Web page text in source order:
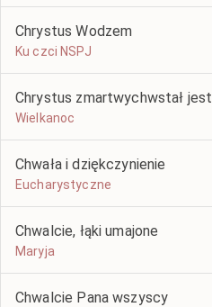
Chrystus Wodzem
Ku czci NSPJ
Chrystus zmartwychwstał jest
Wielkanoc
Chwała i dziękczynienie
Eucharystyczne
Chwalcie, łąki umajone
Maryja
Chwalcie Pana wszyscy